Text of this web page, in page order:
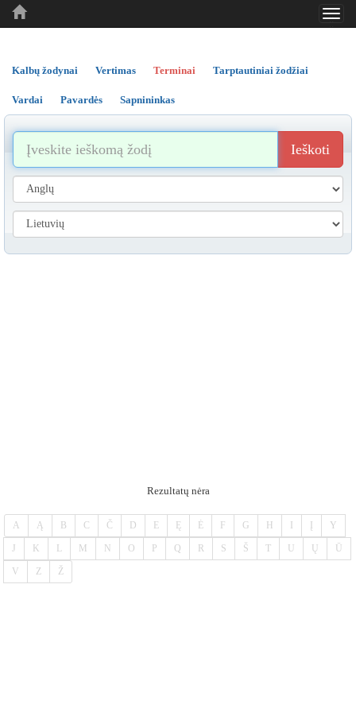
..
..
Kalbų žodynai Vertimas Terminai Tarptautiniai žodžiai
Vardai Pavardės Sapnininkas
Ieškoti
Rezultatų nėra
A Ą B C Č D E Ę Ė F G H Y
J K L M N O P Q R S Š T U Ų Ū
V Z Ž